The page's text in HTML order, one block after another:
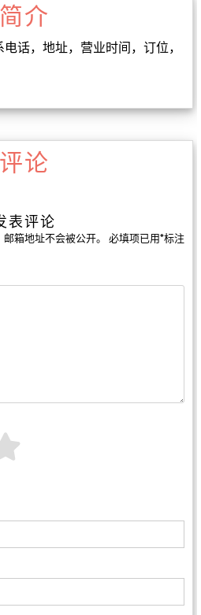
简介
话，地址，营业时间，订位，
评论
表评论
邮箱地址不会被公开。 必填项已用*标注